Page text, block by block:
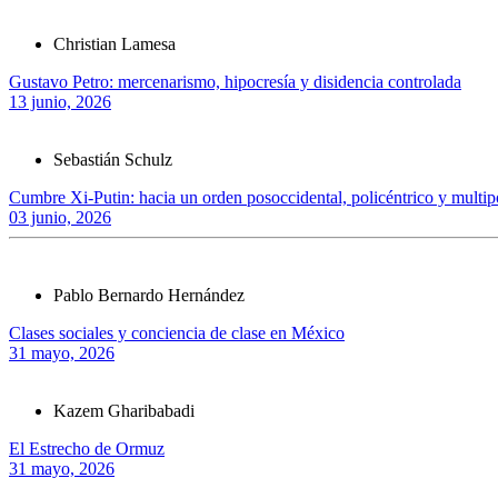
Christian Lamesa
Gustavo Petro: mercenarismo, hipocresía y disidencia controlada
13 junio, 2026
Sebastián Schulz
Cumbre Xi-Putin: hacia un orden posoccidental, policéntrico y
03 junio, 2026
Pablo Bernardo Hernández
Clases sociales y conciencia de clase en México
31 mayo, 2026
Kazem Gharibabadi
El Estrecho de Ormuz
31 mayo, 2026